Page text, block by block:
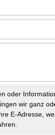
oder
wir ganz
E-Adresse,